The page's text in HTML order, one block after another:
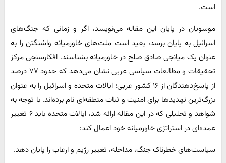
است.
موسویان در پایان این مقاله می‌نویسد، اگر و زمانی که جنگ‌های
اسرائیل به پایان برسد، بعید است ملت‌های خاورمیانه واشنگتن را به
عنوان یک میانجی صادق صلح در خاورمیانه بشناسند. افکارسنجی مرکز
تحقیقات و مطالعات سیاسی عربی نشان می‌دهد که حدود ۷۷ درصد
از پاسخ‌دهندگان از ۱۶ کشور عربی؛ ایالات متحده و اسرائیل را به عنوان
بزرگ‌ترین تهدیدها برای امنیت و ثبات منطقه‌ای نام برده‌اند. با توجه به
شواهد و تحلیلی که در این مقاله ارائه شد، ایالات متحده باید ۶ تغییر
عمده‌ای در استراتژی خاورمیانه خود اعمال کند:
سیاست‌های خطرناک جنگ، مداخله، تغییر رژیم و ارعاب را پایان دهد.